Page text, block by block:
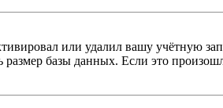
или удалил вашу учётную
базы данных. Если это